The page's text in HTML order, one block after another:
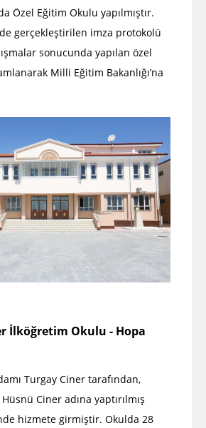
Özel Eğitim Okulu yapılmıştır.
gerçekleştirilen imza protokolü
sonucunda yapılan özel
Milli Eğitim Bakanlığı’na
İlköğretim Okulu - Hopa
Turgay Ciner tarafından,
Ciner adına yaptırılmış
hizmete girmiştir. Okulda 28